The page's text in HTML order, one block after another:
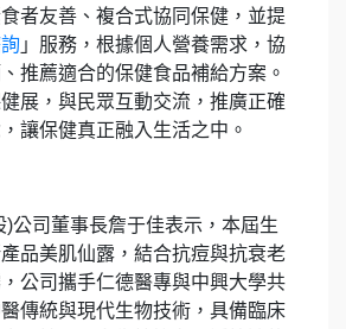
者友善、複合式協同保健，並提
」服務，根據個人營養需求，協
推薦適合的保健食品補給方案。
展，與民眾互動交流，推廣正確
讓保健真正融入生活之中。
)公司董事長詹于佳表示，本屆生
品美肌仙露，結合抗痘與抗衰老
公司攜手仁德醫專與中興大學共
傳統與現代生物技術，具備臨床